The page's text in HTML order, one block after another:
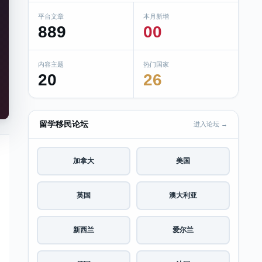
平台文章
889
本月新增
00
内容主题
20
热门国家
26
留学移民论坛 进入论坛 →
加拿大 美国
英国 澳大利亚
新西兰 爱尔兰